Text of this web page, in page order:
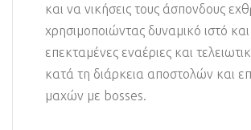
και να νικήσεις τους άσπονδους
χρησιμοποιώντας δυναμικό ιστό και
επεκταμένες εναέριες και
κατά τη διάρκεια αποστολών και
μαχών με bosses.